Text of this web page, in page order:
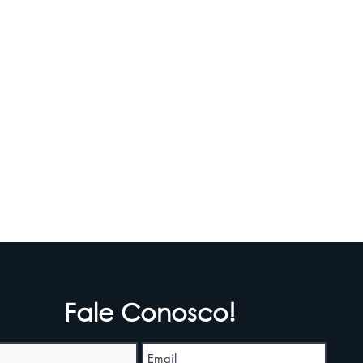
Fale Conosco!